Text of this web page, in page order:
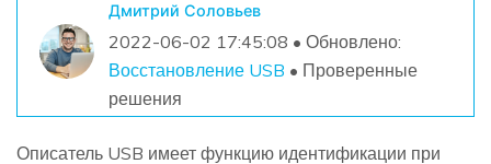
Дмитрий Соловьев
2022-06-02 17:45:08 • Обновлено:
Восстановление USB • Проверенные
решения
Описатель USB имеет функцию идентификации при